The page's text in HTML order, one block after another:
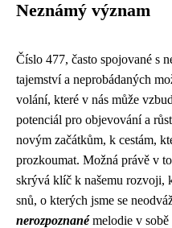
Neznámý význam
Číslo 477, často spojované s
tajemství a neprobádaných
volání, které v nás může
potenciál pro objevování a
novým začátkům, k cestám,
prozkoumat. Možná právě v
skrývá klíč k našemu rozvoji,
snů, o kterých jsme se
nerozpoznanémelodie v